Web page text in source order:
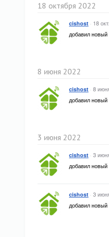
18 октября 2022
cishost · 18
добавил новый
8 июня 2022
cishost · 8
добавил новый
3 июня 2022
cishost · 3
добавил новый
cishost · 3
добавил новый